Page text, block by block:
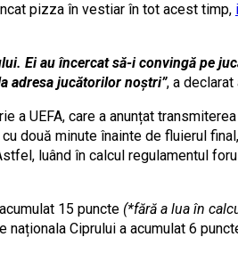
pizza în vestiar în tot acest timp,
Ei au încercat să-i convingă pe
adresa jucătorilor noștri”, a
UEFA, care a anunțat
două minute înainte de fluierul
luând în calcul regulamentul
15 puncte(*fără a lua în
Ciprului a acumulat 6